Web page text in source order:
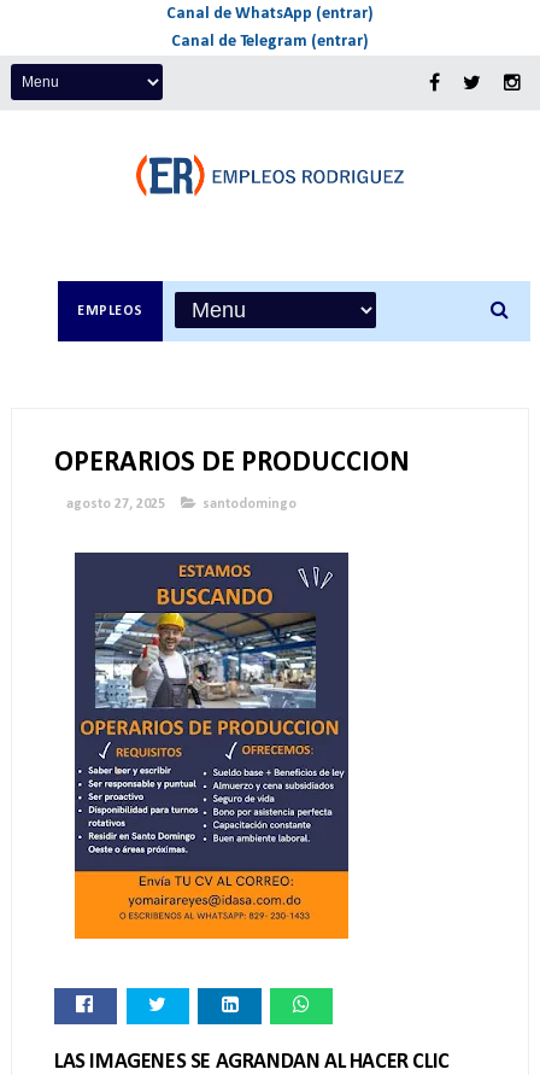
Canal de WhatsApp (entrar)
Canal de Telegram (entrar)
EMPLEOS
OPERARIOS DE PRODUCCION
agosto 27, 2025 santodomingo
LAS IMAGENES SE AGRANDAN AL HACER CLIC